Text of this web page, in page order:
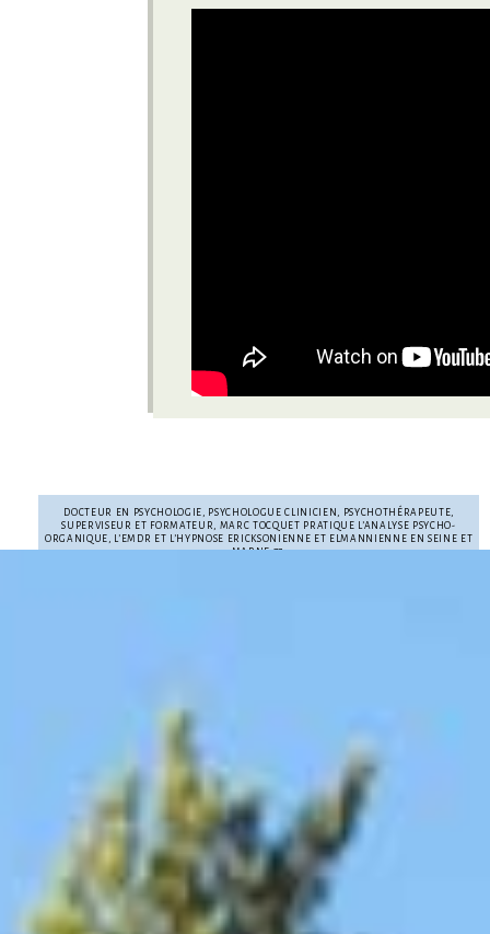
DOCTEUR EN PSYCHOLOGIE, PSYCHOLOGUE CLINICIEN, PSYCHOTHÉRAPEUTE,
SUPERVISEUR ET FORMATEUR, MARC TOCQUET PRATIQUE L’ANALYSE PSYCHO-
ORGANIQUE, L’EMDR ET L’HYPNOSE ERICKSONIENNE ET ELMANNIENNE EN SEINE ET
MARNE 77.